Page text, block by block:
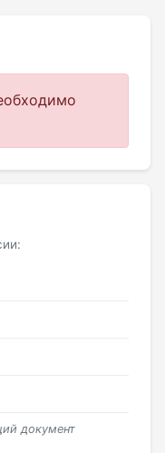
документ